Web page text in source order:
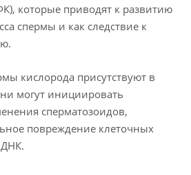
которые приводят к развитию
спермы и как следствие к
кислорода присутствуют в
могут инициировать
сперматозоидов,
повреждение клеточных